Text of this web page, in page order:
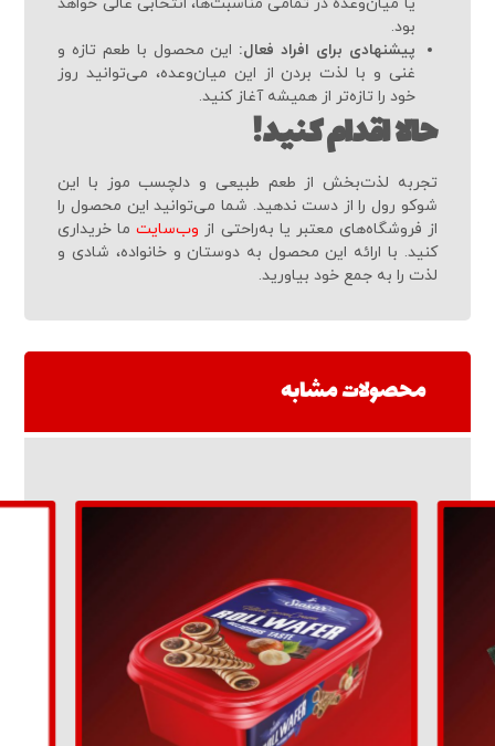
یا میان‌وعده در تمامی مناسبت‌ها، انتخابی عالی خواهد
بود.
پیشنهادی برای افراد فعال: این محصول با طعم تازه و
غنی و با لذت بردن از این میان‌وعده، می‌توانید روز
خود را تازه‌تر از همیشه آغاز کنید.
حالا اقدام کنید!
تجربه لذت‌بخش از طعم طبیعی و دلچسب موز با این
شوکو رول را از دست ندهید. شما می‌توانید این محصول را
از فروشگاه‌های معتبر یا به‌راحتی از وب‌سایتما خریداری
کنید. با ارائه این محصول به دوستان و خانواده، شادی و
لذت را به جمع خود بیاورید.
محصولات مشابه